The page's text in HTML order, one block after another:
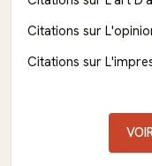
Citations sur
Citations sur